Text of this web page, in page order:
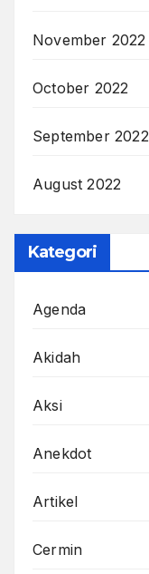
November 2022
October 2022
September 2022
August 2022
Kategori
Agenda
Akidah
Aksi
Anekdot
Artikel
Cermin